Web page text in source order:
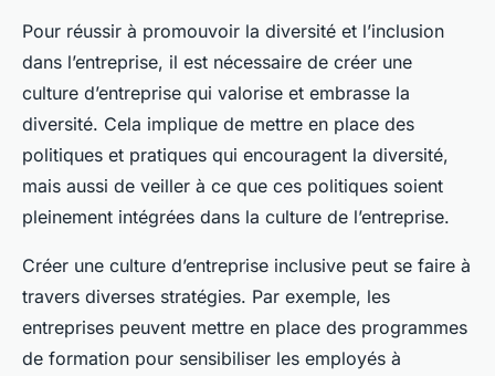
Pour réussir à promouvoir la diversité et l’inclusion
dans l’entreprise, il est nécessaire de créer une
culture d’entreprise qui valorise et embrasse la
diversité. Cela implique de mettre en place des
politiques et pratiques qui encouragent la diversité,
mais aussi de veiller à ce que ces politiques soient
pleinement intégrées dans la culture de l’entreprise.
Créer une culture d’entreprise inclusive peut se faire à
travers diverses stratégies. Par exemple, les
entreprises peuvent mettre en place des programmes
de formation pour sensibiliser les employés à